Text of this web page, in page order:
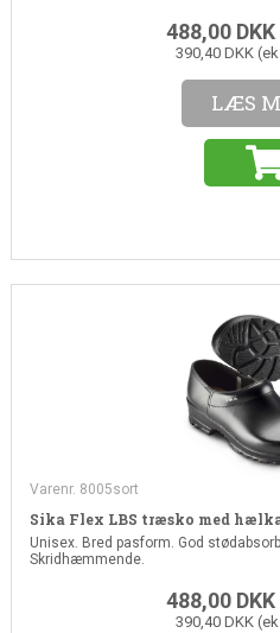
488,00 DKK
390,40 DKK
LÆS
Varenr. 8005sort
Sika Flex LBS træsko med
Unisex. Bred pasform. God
Skridhæmmende.
488,00 DKK
390,40 DKK